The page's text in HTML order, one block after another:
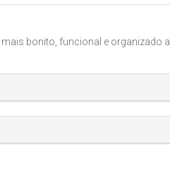
bonito, funcional e organizado a